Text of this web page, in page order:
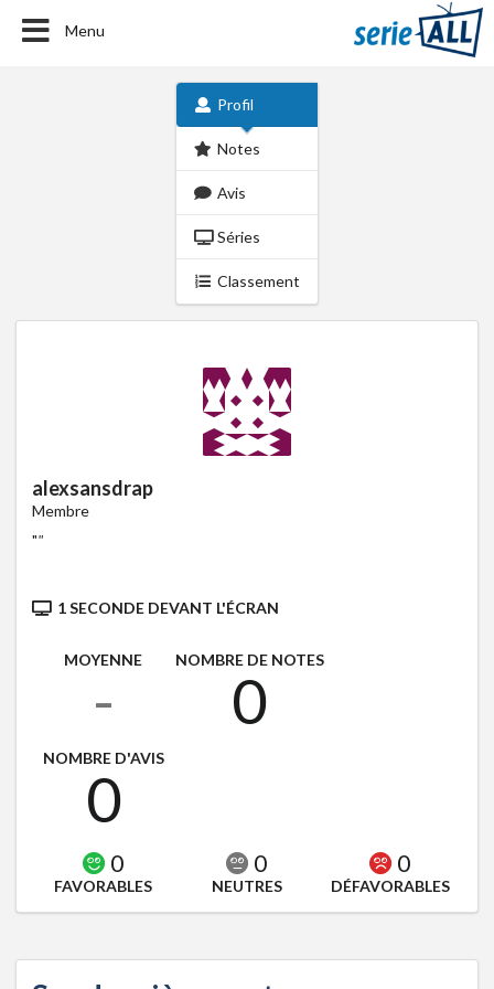
Menu
Profil
Notes
Avis
Séries
Classement
alexsansdrap
Membre
""
1 SECONDE DEVANT L'ÉCRAN
MOYENNE
-
NOMBRE DE NOTES
0
NOMBRE D'AVIS
0
0
FAVORABLES
0
NEUTRES
0
DÉFAVORABLES